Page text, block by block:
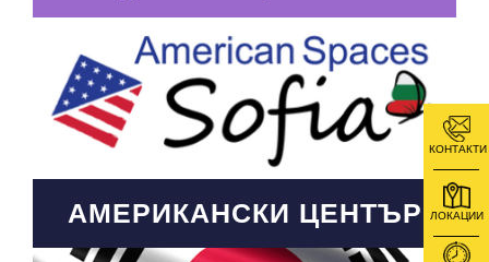
АМЕРИКАНСКИ ЦЕНТЪР
КОНТАКТИ
ЛОКАЦИИ